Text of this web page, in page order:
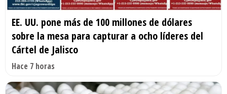
EE. UU. pone más de 100 millones de dólares
sobre la mesa para capturar a ocho líderes del
Cártel de Jalisco
Hace 7 horas